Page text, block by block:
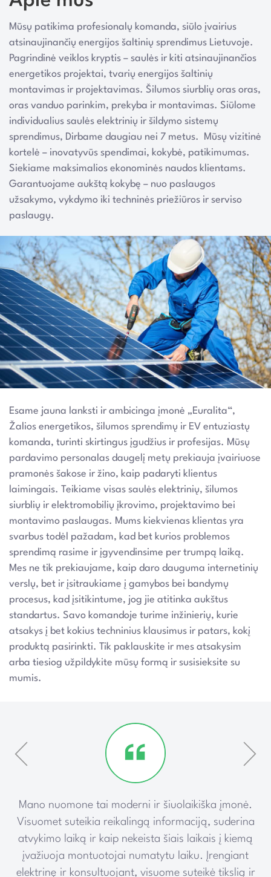
Mūsų patikima profesionalų komanda, siūlo įvairius
atsinaujinančių energijos šaltinių sprendimus Lietuvoje.
Pagrindinė veiklos kryptis – saulės ir kiti atsinaujinančios
energetikos projektai, tvarių energijos šaltinių
montavimas ir projektavimas. Šilumos siurblių oras oras,
oras vanduo parinkim, prekyba ir montavimas. Siūlome
individualius saulės elektrinių ir šildymo sistemų
sprendimus, Dirbame daugiau nei 7 metus. Mūsų vizitinė
kortelė – inovatyvūs spendimai, kokybė, patikimumas.
Siekiame maksimalios ekonominės naudos klientams.
Garantuojame aukštą kokybę – nuo paslaugos
užsakymo, vykdymo iki techninės priežiūros ir serviso
paslaugų.
Esame jauna lanksti ir ambicinga įmonė „Euralita“,
Žalios energetikos, šilumos sprendimų ir EV entuziastų
komanda, turinti skirtingus įgudžius ir profesijas. Mūsų
pardavimo personalas daugelį metų prekiauja įvairiuose
pramonės šakose ir žino, kaip padaryti klientus
laimingais. Teikiame visas saulės elektrinių, šilumos
siurblių ir elektromobilių įkrovimo, projektavimo bei
montavimo paslaugas. Mums kiekvienas klientas yra
svarbus todėl pažadam, kad bet kurios problemos
sprendimą rasime ir įgyvendinsime per trumpą laiką.
Mes ne tik prekiaujame, kaip daro dauguma internetinių
verslų, bet ir įsitraukiame į gamybos bei bandymų
procesus, kad įsitikintume, jog jie atitinka aukštus
standartus. Savo komandoje turime inžinierių, kurie
atsakys į bet kokius techninius klausimus ir patars, kokį
produktą pasirinkti. Tik paklauskite ir mes atsakysim
arba tiesiog užpildykite mūsų formą ir susisieksite su
mumis.
Mano nuomone tai moderni ir šiuolaikiška įmonė.
Visuomet suteikia reikalingą informaciją, suderina
atvykimo laiką ir kaip nekeista šiais laikais į kiemą
įvažiuoja montuotojai numatytu laiku. Įrengiant
elektrinę ir konsultuojant, visuome suteikė tikslią ir